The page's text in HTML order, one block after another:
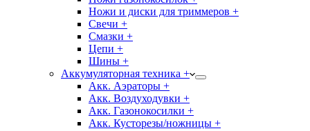
Ножи и диски для триммеров +
Свечи +
Смазки +
Цепи +
Шины +
Аккумуляторная техника +
Акк. Аэраторы +
Акк. Воздуходувки +
Акк. Газонокосилки +
Акк. Кусторезы/ножницы +